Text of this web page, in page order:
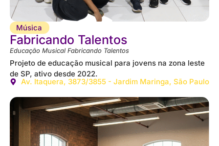
Música
Fabricando Talentos
Educação Musical Fabricando Talentos
Projeto de educação musical para jovens na zona leste
de SP, ativo desde 2022.
Av. Itaquera, 3873/3855 - Jardim Maringa, São Paulo